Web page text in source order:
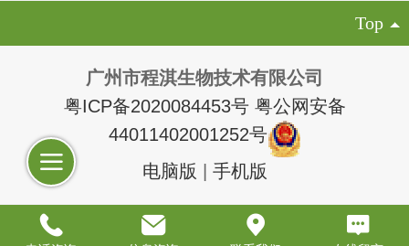
Top
广州市程淇生物技术有限公司
粤ICP备2020084453号 粤公网安备
44011402001252号
电脑版
手机版